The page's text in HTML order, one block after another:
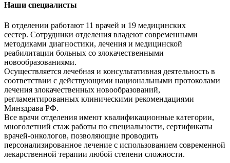
Наши специалисты
В отделении работают 11 врачей и 19 медицинских
сестер. Сотрудники отделения владеют современными
методиками диагностики, лечения и медицинской
реабилитации больных со злокачественными
новообразованиями.
Осуществляется лечебная и консультативная деятельность в
соответствии с действующими национальными протоколами
лечения злокачественных новообразований,
регламентированных клиническими рекомендациями
Минздрава РФ.
Все врачи отделения имеют квалификационные категории,
многолетний стаж работы по специальности, сертификаты
врачей-онкологов, позволяющие проводить
персонализированное лечение с использованием современной
лекарственной терапии любой степени сложности.